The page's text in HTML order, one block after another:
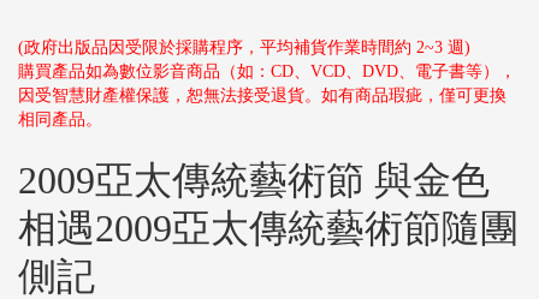
(政府出版品因受限於採購程序，平均補貨作業時間約 2~3 週)
購買產品如為數位影音商品（如：CD、VCD、DVD、電子書等），
因受智慧財產權保護，恕無法接受退貨。如有商品瑕疵，僅可更換
相同產品。
2009亞太傳統藝術節 與金色
相遇2009亞太傳統藝術節隨團
側記